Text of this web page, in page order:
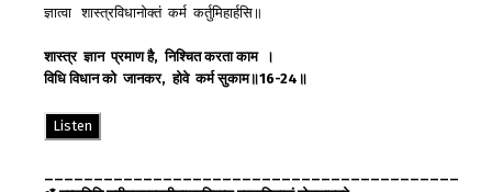
ज्ञात्वा शास्त्रविधानोक्तं कर्म कर्तुमिहार्हसि॥
शास्त्र ज्ञान प्रमाण है,निश्चित करता काम
।
विधि विधान को जानकर,होवे कर्म सुकाम॥16-24 ॥
Listen